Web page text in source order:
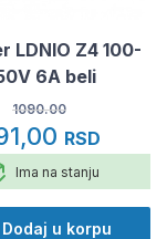
LDNIO Z4 100-
6A beli
1090.00
RSD
Ima na stanju
Dodaj u korpu